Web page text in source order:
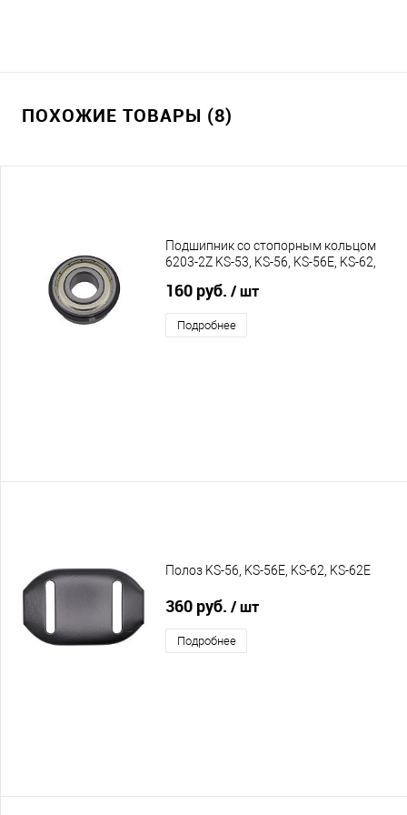
ПОХОЖИЕ ТОВАРЫ (8)
Подшипник со стопорным кольцом
6203-2Z KS-53, KS-56, KS-56E, KS-62,
160 руб. / шт
Подробнее
Полоз KS-56, KS-56E, KS-62, KS-62E
360 руб. / шт
Подробнее